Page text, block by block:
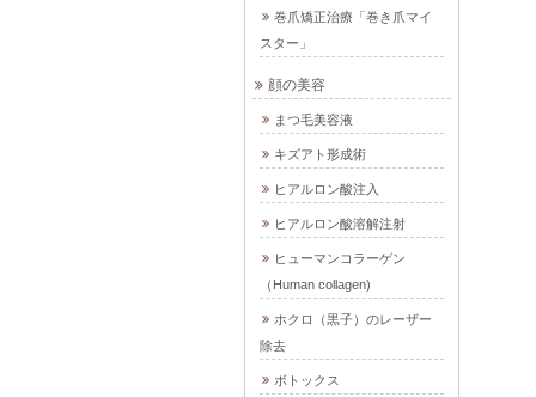
巻爪矯正治療「巻き爪マイ
スター」
顔の美容
まつ毛美容液
キズアト形成術
ヒアルロン酸注入
ヒアルロン酸溶解注射
ヒューマンコラーゲン
（Human collagen)
ホクロ（黒子）のレーザー
除去
ボトックス